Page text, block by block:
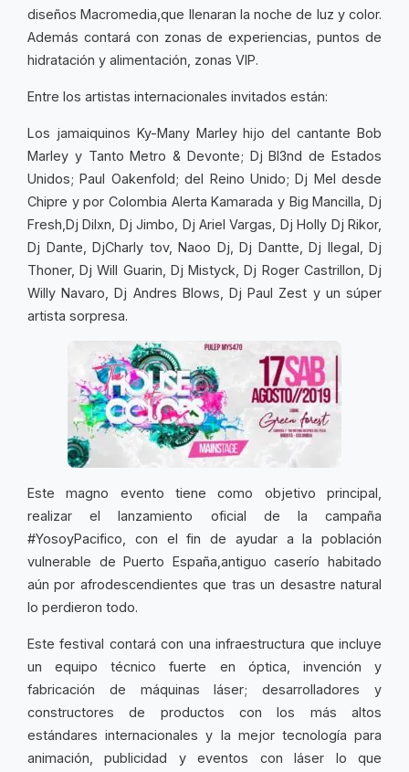
diseños Macromedia,que llenaran la noche de luz y color.
Además contará con zonas de experiencias, puntos de
hidratación y alimentación, zonas VIP.
Entre los artistas internacionales invitados están:
Los jamaiquinos Ky-Many Marley hijo del cantante Bob
Marley y Tanto Metro & Devonte; Dj Bl3nd de Estados
Unidos; Paul Oakenfold; del Reino Unido; Dj Mel desde
Chipre y por Colombia Alerta Kamarada y Big Mancilla, Dj
Fresh,Dj Dilxn, Dj Jimbo, Dj Ariel Vargas, Dj Holly Dj Rikor,
Dj Dante, DjCharly tov, Naoo Dj, Dj Dantte, Dj Ilegal, Dj
Thoner, Dj Will Guarin, Dj Mistyck, Dj Roger Castrillon, Dj
Willy Navaro, Dj Andres Blows, Dj Paul Zest y un súper
artista sorpresa.
Este magno evento tiene como objetivo principal,
realizar el lanzamiento oficial de la campaña
#YosoyPacifico, con el fin de ayudar a la población
vulnerable de Puerto España,antiguo caserío habitado
aún por afrodescendientes que tras un desastre natural
lo perdieron todo.
Este festival contará con una infraestructura que incluye
un equipo técnico fuerte en óptica, invención y
fabricación de máquinas láser; desarrolladores y
constructores de productos con los más altos
estándares internacionales y la mejor tecnología para
animación, publicidad y eventos con láser lo que